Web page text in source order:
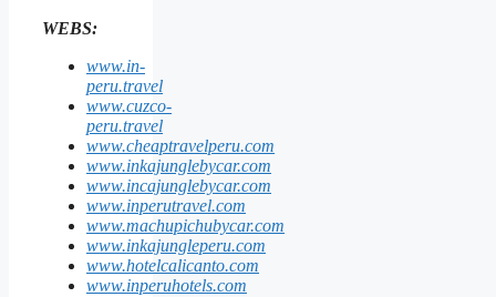
WEBS:
www.in-
peru.travel
www.cuzco-
peru.travel
www.cheaptravelperu.com
www.inkajunglebycar.com
www.incajunglebycar.com
www.inperutravel.com
www.machupichubycar.com
www.inkajungleperu.com
www.hotelcalicanto.com
www.inperuhotels.com